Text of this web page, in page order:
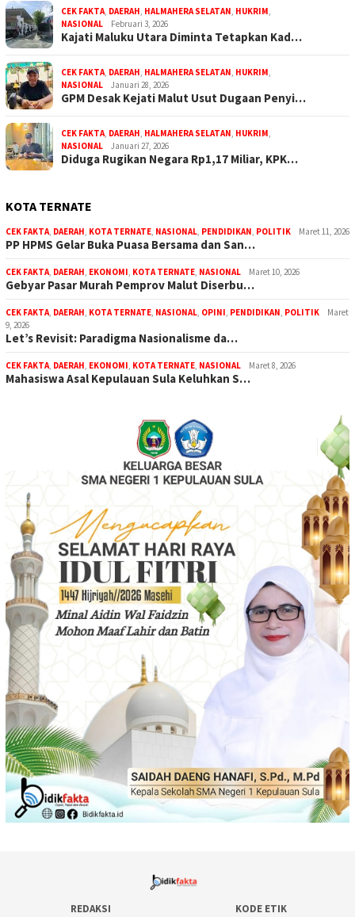
CEK FAKTA, DAERAH, HALMAHERA SELATAN, HUKRIM,
NASIONAL
Februari 3, 2026
Kajati Maluku Utara Diminta Tetapkan Kad…
CEK FAKTA, DAERAH, HALMAHERA SELATAN, HUKRIM,
NASIONAL
Januari 28, 2026
GPM Desak Kejati Malut Usut Dugaan Penyi…
CEK FAKTA, DAERAH, HALMAHERA SELATAN, HUKRIM,
NASIONAL
Januari 27, 2026
Diduga Rugikan Negara Rp1,17 Miliar, KPK…
KOTA TERNATE
CEK FAKTA, DAERAH, KOTA TERNATE, NASIONAL, PENDIDIKAN, POLITIK Maret 11, 2026
PP HPMS Gelar Buka Puasa Bersama dan San…
CEK FAKTA, DAERAH, EKONOMI, KOTA TERNATE, NASIONAL Maret 10, 2026
Gebyar Pasar Murah Pemprov Malut Diserbu…
CEK FAKTA, DAERAH, KOTA TERNATE, NASIONAL, OPINI, PENDIDIKAN, POLITIK
Maret
9, 2026
Let’s Revisit: Paradigma Nasionalisme da…
CEK FAKTA, DAERAH, EKONOMI, KOTA TERNATE, NASIONAL Maret 8, 2026
Mahasiswa Asal Kepulauan Sula Keluhkan S…
REDAKSI KODE ETIK